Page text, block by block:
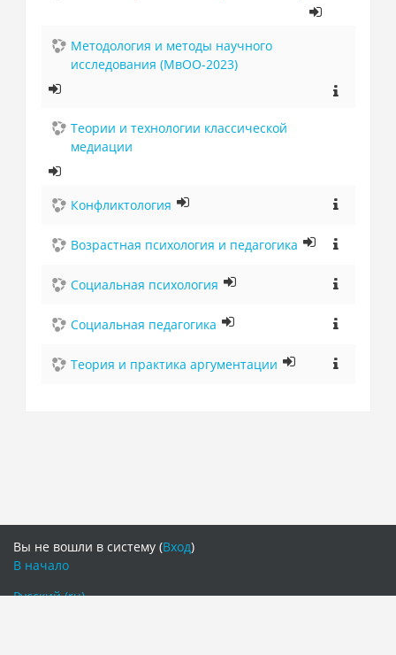
Методология и методы научного
исследования (МвОО-2023)
Теории и технологии классической
медиации
Конфликтология
Возрастная психология и педагогика
Социальная психология
Социальная педагогика
Теория и практика аргументации
Вы не вошли в систему (Вход)
В начало
Русский ‎(ru)‎